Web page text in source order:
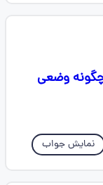
وضعی
نمایش جواب